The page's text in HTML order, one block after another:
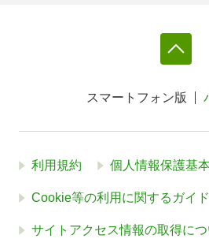
スマートフォン版
利用規約 個人情報保護基
Cookie等の利用に関するガイ
サイトアクセス情報の取得につ